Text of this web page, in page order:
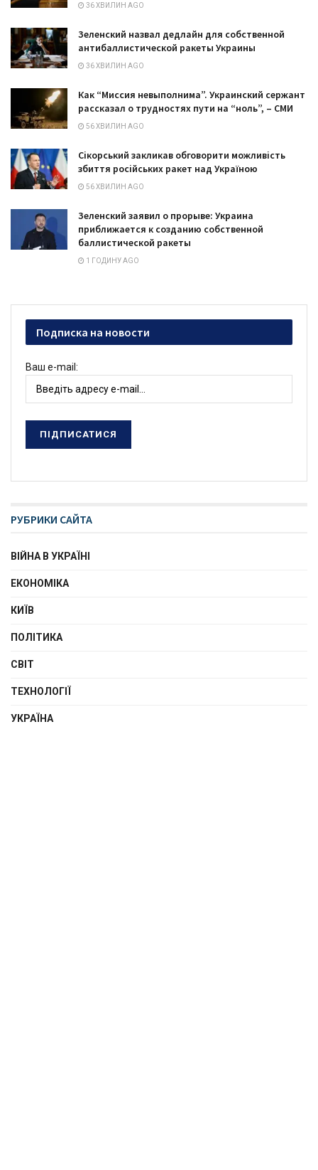
36 ХВИЛИН AGO
Зеленский назвал дедлайн для собственной
антибаллистической ракеты Украины
36 ХВИЛИН AGO
Как “Миссия невыполнима”. Украинский сержант
рассказал о трудностях пути на “ноль”, – СМИ
56 ХВИЛИН AGO
Сікорський закликав обговорити можливість
збиття російських ракет над Україною
56 ХВИЛИН AGO
Зеленский заявил о прорыве: Украина
приближается к созданию собственной
баллистической ракеты
1 ГОДИНУ AGO
Подписка на новости
Ваш e-mail:
РУБРИКИ САЙТА
ВІЙНА В УКРАЇНІ
ЕКОНОМІКА
КИЇВ
ПОЛІТИКА
СВІТ
ТЕХНОЛОГІЇ
УКРАЇНА